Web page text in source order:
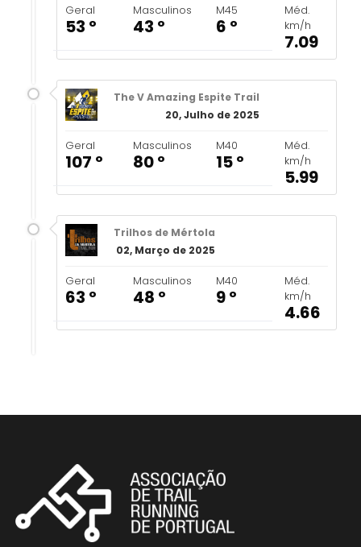
Geral
53 º
Masculinos
43 º
M45
6 º
Méd.
km/h
7.09
The V Amazing Espite Trail
20, Julho de 2025
Geral
107 º
Masculinos
80 º
M40
15 º
Méd.
km/h
5.99
Trilhos de Mértola
02, Março de 2025
Geral
63 º
Masculinos
48 º
M40
9 º
Méd.
km/h
4.66